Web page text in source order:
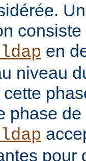
consiste
en
niveau
phase
pour